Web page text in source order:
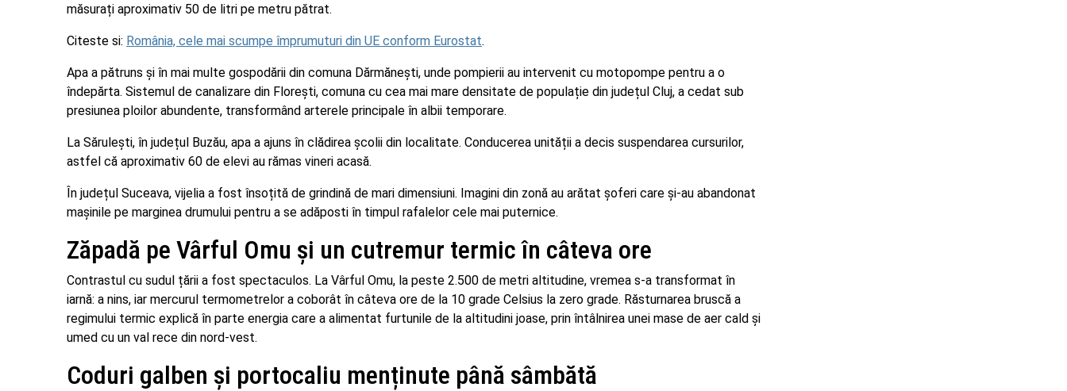
măsurați aproximativ 50 de litri pe metru pătrat.
Citeste si: România, cele mai scumpe împrumuturi din UE conform Eurostat.
Apa a pătruns și în mai multe gospodării din comuna Dărmănești, unde pompierii au intervenit cu motopompe pentru a o
îndepărta. Sistemul de canalizare din Florești, comuna cu cea mai mare densitate de populație din județul Cluj, a cedat sub
presiunea ploilor abundente, transformând arterele principale în albii temporare.
La Sărulești, în județul Buzău, apa a ajuns în clădirea școlii din localitate. Conducerea unității a decis suspendarea cursurilor,
astfel că aproximativ 60 de elevi au rămas vineri acasă.
În județul Suceava, vijelia a fost însoțită de grindină de mari dimensiuni. Imagini din zonă au arătat șoferi care și-au abandonat
mașinile pe marginea drumului pentru a se adăposti în timpul rafalelor cele mai puternice.
Zăpadă pe Vârful Omu și un cutremur termic în câteva ore
Contrastul cu sudul țării a fost spectaculos. La Vârful Omu, la peste 2.500 de metri altitudine, vremea s-a transformat în
iarnă: a nins, iar mercurul termometrelor a coborât în câteva ore de la 10 grade Celsius la zero grade. Răsturnarea bruscă a
regimului termic explică în parte energia care a alimentat furtunile de la altitudini joase, prin întâlnirea unei mase de aer cald și
umed cu un val rece din nord-vest.
Coduri galben și portocaliu menținute până sâmbătă